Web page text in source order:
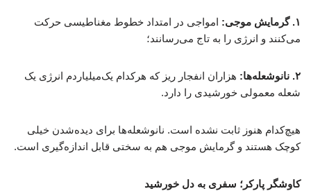
۱. گرمایش موجی:
امواجی در امتداد خطوط مغناطیسی حرکت
می‌کنند و انرژی را به تاج می‌رسانند؛
۲. نانوشعله‌ها:
هزاران انفجار ریز که هرکدام یک‌میلیاردم انرژی یک
شعله معمولی خورشیدی را دارد.
هیچ‌کدام هنوز ثابت نشده است. نانوشعله‌ها برای دیده‌شدن خیلی
کوچک هستند و گرمایش موجی هم به سختی قابل اندازه‌گیری است.
کاوشگر پارکر؛ سفری به دل خورشید